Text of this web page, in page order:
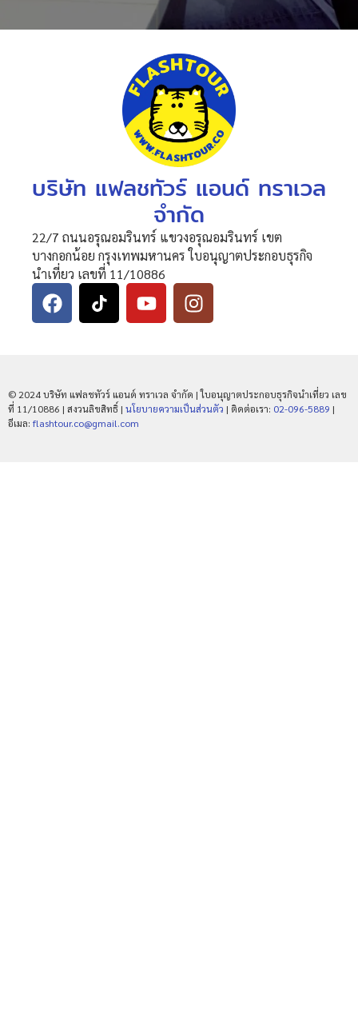
บริษัท แฟลชทัวร์ แอนด์ ทราเวล
จำกัด
22/7 ถนนอรุณอมรินทร์ แขวงอรุณอมรินทร์ เขต
บางกอกน้อย กรุงเทพมหานคร ใบอนุญาตประกอบธุรกิจ
นำเที่ยว เลขที่ 11/10886
© 2024 บริษัท แฟลชทัวร์ แอนด์ ทราเวล จำกัด | ใบอนุญาตประกอบธุรกิจนำเที่ยว เลข
ที่ 11/10886 | สงวนลิขสิทธิ์ | นโยบายความเป็นส่วนตัว | ติดต่อเรา: 02-096-5889 |
อีเมล: flashtour.co@gmail.com